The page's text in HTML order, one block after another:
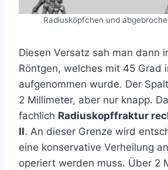
Radiusköpfchen und
Diesen Versatz sah man dann
Röntgen, welches mit 45 Grad
aufgenommen wurde. Der
2 Millimeter, aber nur knapp.
fachlich Radiuskopffraktur
II. An dieser Grenze wird
eine konservative Verheilung
operiert werden muss. Über 2